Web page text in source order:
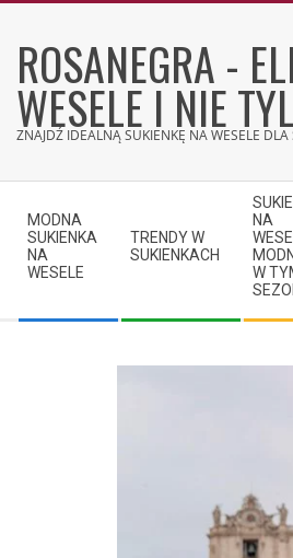
contentROSANEGRA -
WESELE I NIE
ZNAJDŹ IDEALNĄ SUKIENKĘ NA WESELE DLA
Navigation
Menu
MODNA
SUKIENKA
NA
WESELE
TRENDY W
SUKIENKACH
NA
W